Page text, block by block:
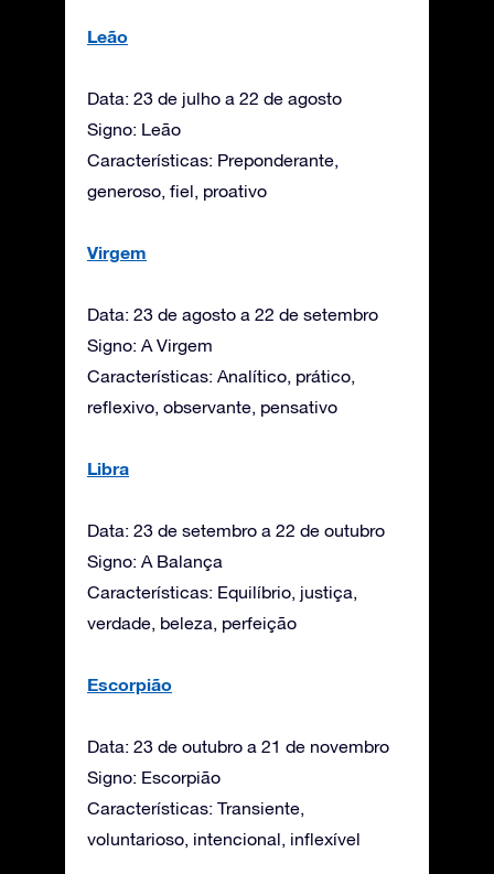
Leão
Data: 23 de julho a 22 de agosto
Signo: Leão
Características: Preponderante,
generoso, fiel, proativo
Virgem
Data: 23 de agosto a 22 de setembro
Signo: A Virgem
Características: Analítico, prático,
reflexivo, observante, pensativo
Libra
Data: 23 de setembro a 22 de outubro
Signo: A Balança
Características: Equilíbrio, justiça,
verdade, beleza, perfeição
Escorpião
Data: 23 de outubro a 21 de novembro
Signo: Escorpião
Características: Transiente,
voluntarioso, intencional, inflexível